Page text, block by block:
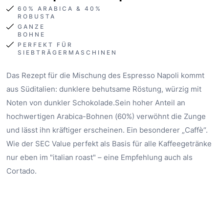
60% ARABICA & 40%
ROBUSTA
GANZE
BOHNE
PERFEKT FÜR
SIEBTRÄGERMASCHINEN
Das Rezept für die Mischung des Espresso Napoli kommt
aus Süditalien: dunklere behutsame Röstung, würzig mit
Noten von dunkler Schokolade.Sein hoher Anteil an
hochwertigen Arabica-Bohnen (60%) verwöhnt die Zunge
und lässt ihn kräftiger erscheinen. Ein besonderer „Caffè“.
Wie der SEC Value perfekt als Basis für alle Kaffeegetränke
nur eben im "italian roast" – eine Empfehlung auch als
Cortado.